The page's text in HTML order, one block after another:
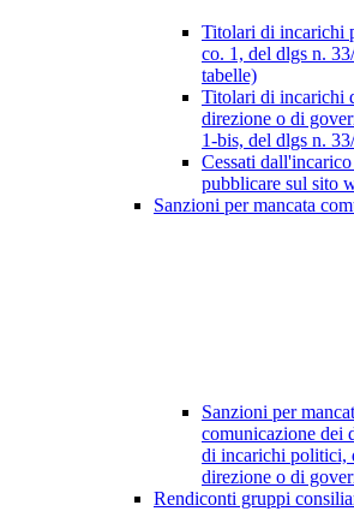
Titolari di incarichi
co. 1, del dlgs n.
tabelle)
Titolari di incarichi
direzione o di
1-bis, del dlgs n.
Cessati
pubblicare sul sito
Sanzioni per mancata
Sanzioni per
comunicazione dei
di incarichi politici,
direzione o di
Rendiconti gruppi